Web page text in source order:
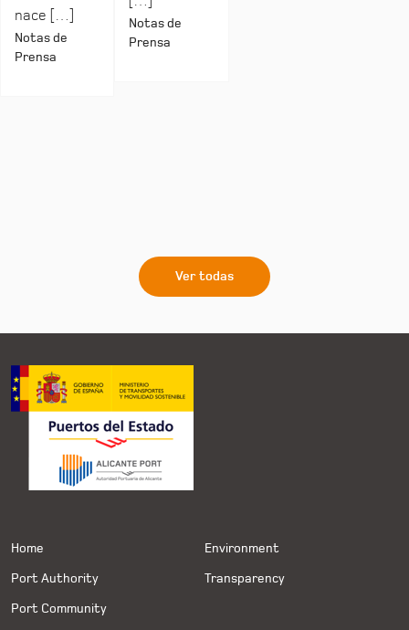
nace […]
Notas de
Prensa
Notas de
Prensa
Ver todas
Home
Port Authority
Port Community
Environment
Transparency